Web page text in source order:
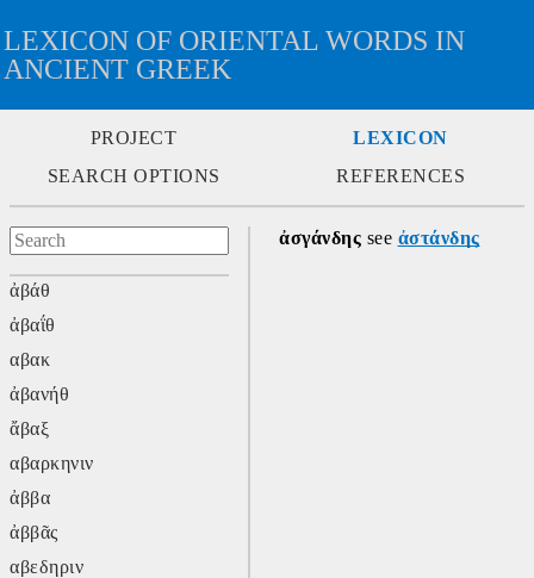
LEXICON OF ORIENTAL WORDS IN
ANCIENT GREEK
PROJECT
LEXICON
SEARCH OPTIONS
REFERENCES
ἀβάθ
ἀβαΐθ
αβακ
ἀβανήθ
ἄβαξ
αβαρκηνιν
ἀββα
ἀββᾶς
αβεδηριν
ἀσγάνδης see ἀστάνδης